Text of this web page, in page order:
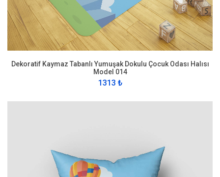
Dekoratif Kaymaz Tabanlı Yumuşak Dokulu Çocuk Odası Halısı
Model 014
1313 ₺